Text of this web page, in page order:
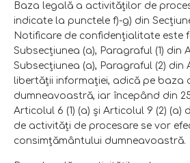
Baza legală a activităţilor de
indicate la punctele f)-g) din
Notificare de confidenţialitate este
Subsecţiunea (a), Paragraful (1) din
Subsecţiunea (a), Paragraful (2) din
libertăţii informaţiei, adică pe baza
dumneavoastră, iar începând din 25
Articolul 6 (1) (a) şi Articolul 9 (2) (a)
de activităţi de procesare se vor
consimţământului dumneavoastră.